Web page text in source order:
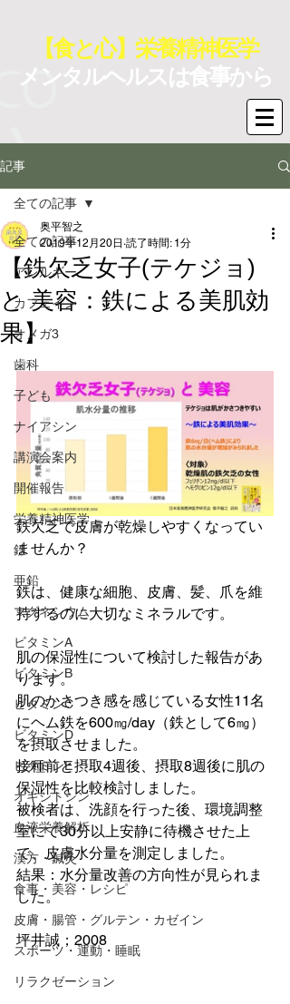
【食と心】栄養精神医学
メンタルヘルスは食事から
記事
全ての記事
アレルギー
カフェイン
オメガ3
歯科
子ども
ナイアシン
講演会案内
開催報告
栄養精神医学
鉄
亜鉛
マグネシウム
ビタミンA
ビタミンB
ビタミンC
ビタミンD
ビタミンE
オキシトシン
血液栄養解析
漢方・鍼灸
食事・美容・レシピ
皮膚・腸管・グルテン・カゼイン
スポーツ・運動・睡眠
リラクゼーション
全ての記事
【鉄欠乏女子(テケジョ)
と 美容：鉄による美肌効
果】
奥平智之
2019年12月20日 読了時間: 1分
鉄欠乏で皮膚が乾燥しやすくなってい
ませんか？
鉄は、健康な細胞、皮膚、髪、爪を維
持するのに大切なミネラルです。
肌の保湿性について検討した報告があ
ります。
肌のかさつき感を感じている女性11名
にヘム鉄を600㎎/day（鉄として6㎎）
を摂取させました。
接種前と摂取4週後、摂取8週後に肌の
保湿性を比較検討しました。
被検者は、洗顔を行った後、環境調整
室にて30分以上安静に待機させた上
で、皮膚水分量を測定しました。
結果：水分量改善の方向性が見られま
した。
坪井誠；2008